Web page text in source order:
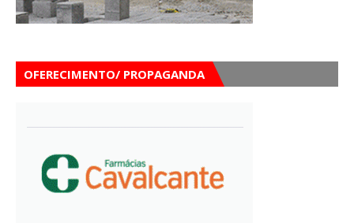
OFERECIMENTO/ PROPAGANDA